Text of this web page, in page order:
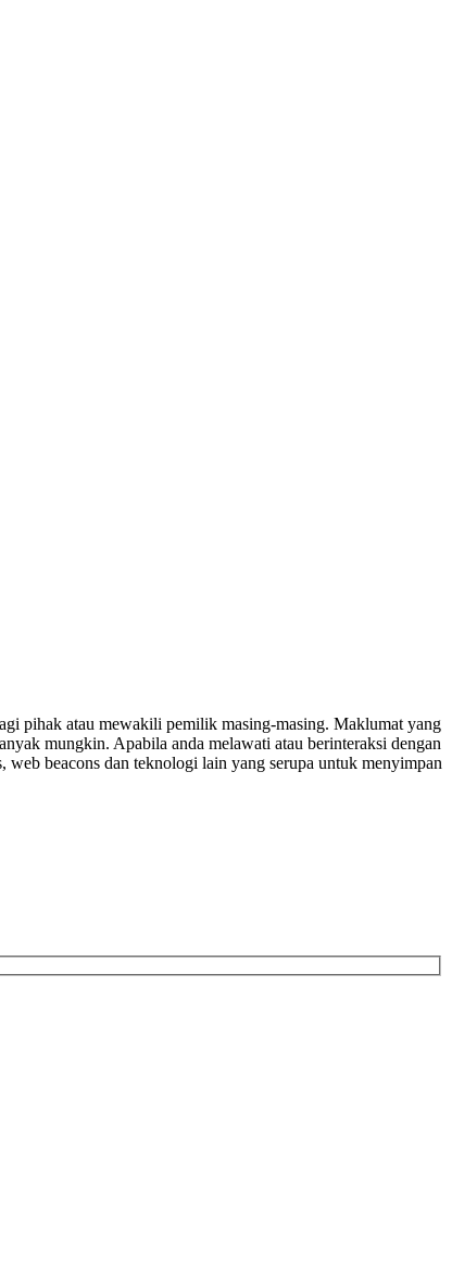
pihak atau mewakili pemilik masing-masing. Maklumat yang
mungkin. Apabila anda melawati atau berinteraksi dengan
beacons dan teknologi lain yang serupa untuk menyimpan